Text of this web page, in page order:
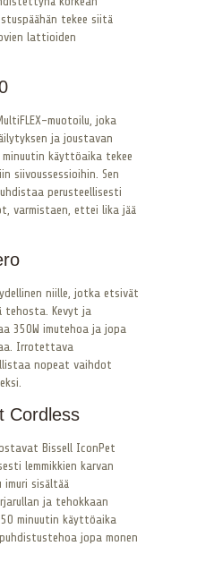
tekee siitä
lattioiden
muotoilu, joka
ja joustavan
käyttöaika tekee
siivoussessioihin. Sen
perusteellisesti
varmistaen, ettei lika jää
niille, jotka etsivät
tehosta. Kevyt ja
350W imutehoa ja jopa
Irrotettava
nopeat vaihdot
Cordless
Bissell IconPet
lemmikkien karvan
sisältää
ja tehokkaan
minuutin käyttöaika
jopa monen